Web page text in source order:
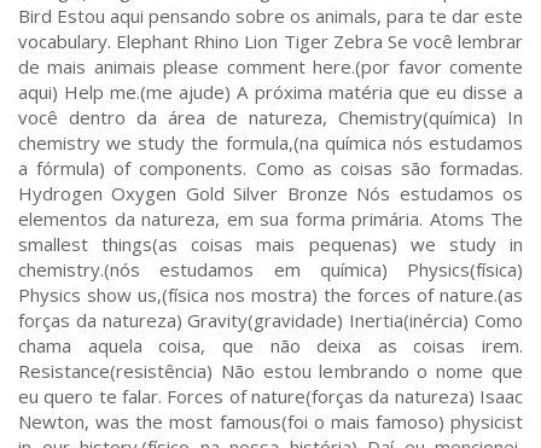
Bird Estou aqui pensando sobre os animals, para te dar este
vocabulary. Elephant Rhino Lion Tiger Zebra Se você lembrar
de mais animais please comment here.(por favor comente
aqui) Help me.(me ajude) A próxima matéria que eu disse a
você dentro da área de natureza, Chemistry(química) In
chemistry we study the formula,(na química nós estudamos
a fórmula) of components. Como as coisas são formadas.
Hydrogen Oxygen Gold Silver Bronze Nós estudamos os
elementos da natureza, em sua forma primária. Atoms The
smallest things(as coisas mais pequenas) we study in
chemistry.(nós estudamos em química) Physics(física)
Physics show us,(física nos mostra) the forces of nature.(as
forças da natureza) Gravity(gravidade) Inertia(inércia) Como
chama aquela coisa, que não deixa as coisas irem.
Resistance(resistência) Não estou lembrando o nome que
eu quero te falar. Forces of nature(forças da natureza) Isaac
Newton, was the most famous(foi o mais famoso) physicist